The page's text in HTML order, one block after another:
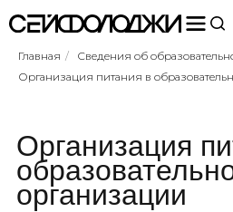
Главная / Сведения об
Организация питания в
Организация
организации